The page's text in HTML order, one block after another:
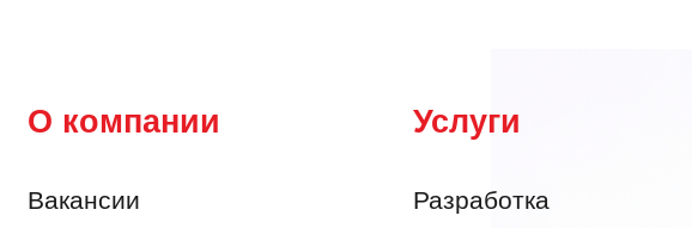
О компании
Вакансии
Услуги
Разработка